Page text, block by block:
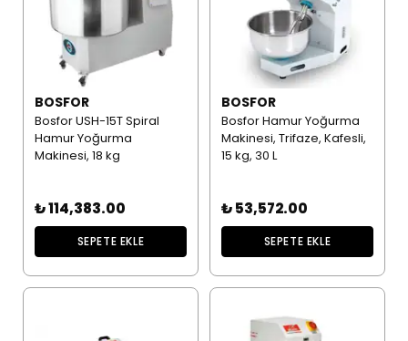
BOSFOR
Bosfor USH-15T Spiral
Hamur Yoğurma
Makinesi, 18 kg
₺ 114,383.00
SEPETE EKLE
BOSFOR
Bosfor Hamur Yoğurma
Makinesi, Trifaze, Kafesli,
15 kg, 30 L
₺ 53,572.00
SEPETE EKLE